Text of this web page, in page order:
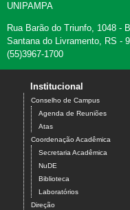
UNIPAMPA
Rua Barão do Triunfo, 1048 -
Santana do Livramento, RS -
(55)3967-1700
Institucional
Conselho de Campus
Agenda de Reuniões
Atas
Coordenação Acadêmica
Secretaria Acadêmica
NuDE
Biblioteca
Laboratórios
Direção